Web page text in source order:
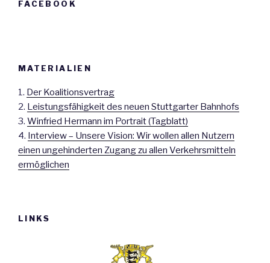
FACEBOOK
MATERIALIEN
1. Der Koalitionsvertrag
2. Leistungsfähigkeit des neuen Stuttgarter Bahnhofs
3. Winfried Hermann im Portrait (Tagblatt)
4. Interview – Unsere Vision: Wir wollen allen Nutzern
einen ungehinderten Zugang zu allen Verkehrsmitteln
ermöglichen
LINKS